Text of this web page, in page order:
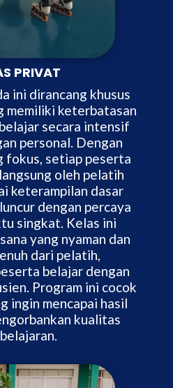
PRIVAT
ini dirancang khusus
memiliki keterbatasan
secara intensif
personal. Dengan
fokus, setiap peserta
oleh pelatih
keterampilan dasar
dengan percaya
singkat. Kelas ini
yang nyaman dan
dari pelatih,
belajar dengan
Program ini cocok
ingin mencapai hasil
kualitas